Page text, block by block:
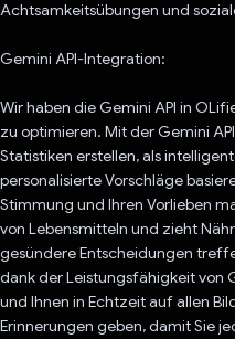
Achtsamkeitsübungen und
Gemini API-Integration:
Wir haben die Gemini API in
zu optimieren. Mit der Gemini
Statistiken erstellen, als
personalisierte Vorschläge
Stimmung und Ihren Vorlieben
von Lebensmitteln und zieht
gesündere Entscheidungen
dank der Leistungsfähigkeit von
und Ihnen in Echtzeit auf allen
Erinnerungen geben, damit Sie